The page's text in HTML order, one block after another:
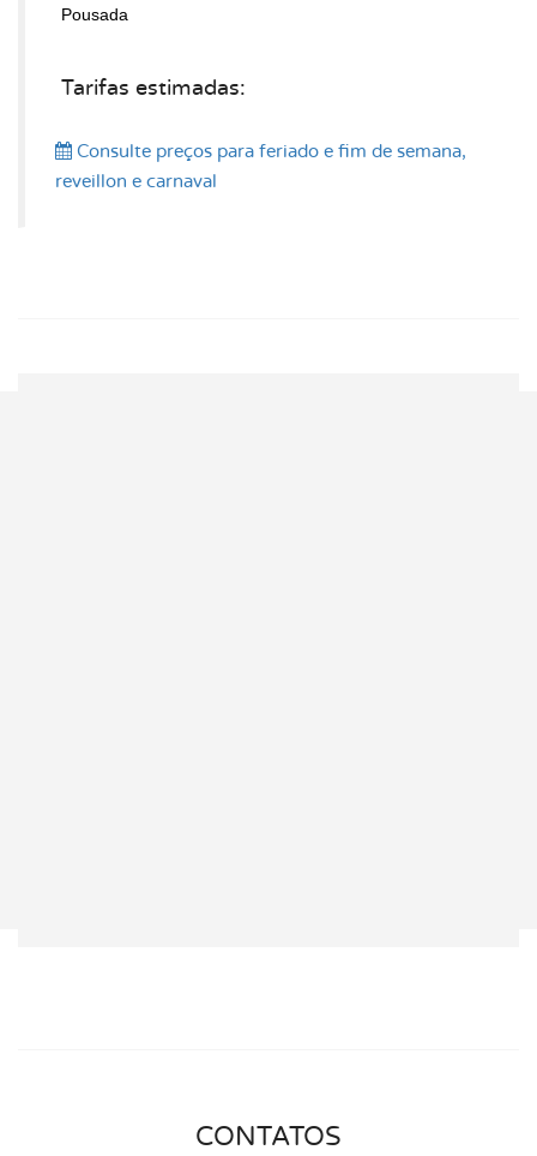
Pousada
Tarifas estimadas:
Consulte preços para feriado e fim de semana,
reveillon e carnaval
CONTATOS